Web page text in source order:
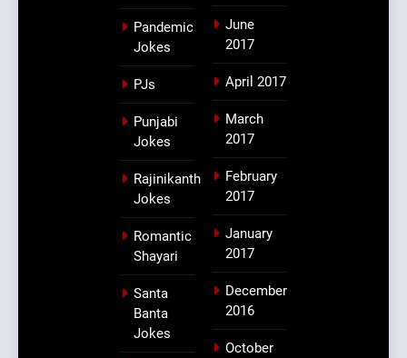
Pandemic
Jokes
PJs
Punjabi
Jokes
Rajinikanth
Jokes
Romantic
Shayari
Santa
Banta
Jokes
June
2017
April 2017
March
2017
February
2017
January
2017
December
2016
October